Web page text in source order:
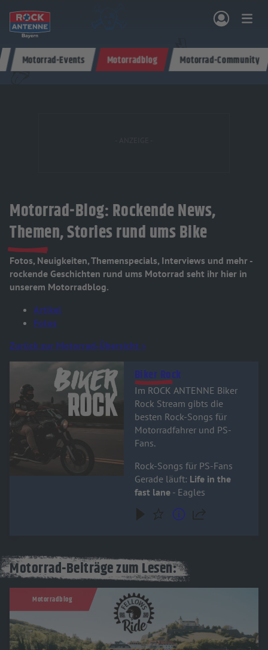
& PROGRAMM AKTIONEN & KONZERTE MUSIK ROCKCOMMUNITY SHOPPEN
Motorrad-Events Motorradblog Motorrad-Community
Motorrad-Blog: Rockende News,
Themen, Stories rund ums Bike
Fotos, Neuigkeiten, Themenspecials, Interviews und mehr -
rockende Geschichten rund ums Motorrad seht ihr hier in
unserem Motorradblog.
Artikel
Fotos
Zurück zur Motorrad-Übersicht >
Audiotitel - Biker Rock
Biker Rock
Im ROCK ANTENNE Biker
Rock Stream gibts die
besten Rock-Songs für
Motorradfahrer und PS-
Fans.
Rock-Songs für PS-Fans
Gerade läuft: Life in the
fast lane - Eagles
Motorrad-Beiträge zum Lesen:
Motorradblog